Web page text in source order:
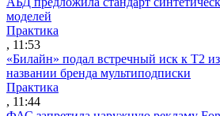
моделей
Практика
, 11:53
«Билайн» подал встречный иск к Т2
названии бренда мультиподписки
Практика
, 11:44